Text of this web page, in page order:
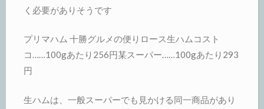
く必要がありそうです
プリマハム 十勝グルメの便りロース生ハムコスト
コ……100gあたり256円某スーパー……100gあたり293
円
生ハムは、一般スーパーでも見かける同一商品があり